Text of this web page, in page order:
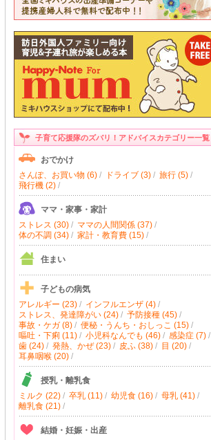
子育て応援隊のズバリ！アドバイスカテゴリー一覧
おでかけ
さんぽ、お買い物 (6)/ ドライブ (3)/ 旅行 (5)/
飛行機 (2)/
ママ・家事・家計
ストレス (30)/ ママの人間関係 (37)/
体の不調 (34)/ 家計・教育費 (15)/
住まい
子どもの病気
アレルギー (23)/ インフルエンザ (4)/
ストレス、発達障がい (24)/ 予防接種 (45)/
事故・ケガ (8)/ 便秘・うんち・おしっこ (15)/
嘔吐・下痢 (11)/ 小児科なんでも (46)/ 感染症 (7)/
歯 (24)/ 発熱、かぜ (23)/ 皮ふ (38)/ 目 (20)/
耳鼻咽喉 (20)/
授乳・離乳食
ミルク (22)/ 卒乳 (11)/ 幼児食 (16)/ 母乳 (41)/
離乳食 (21)/
結婚・妊娠・出産